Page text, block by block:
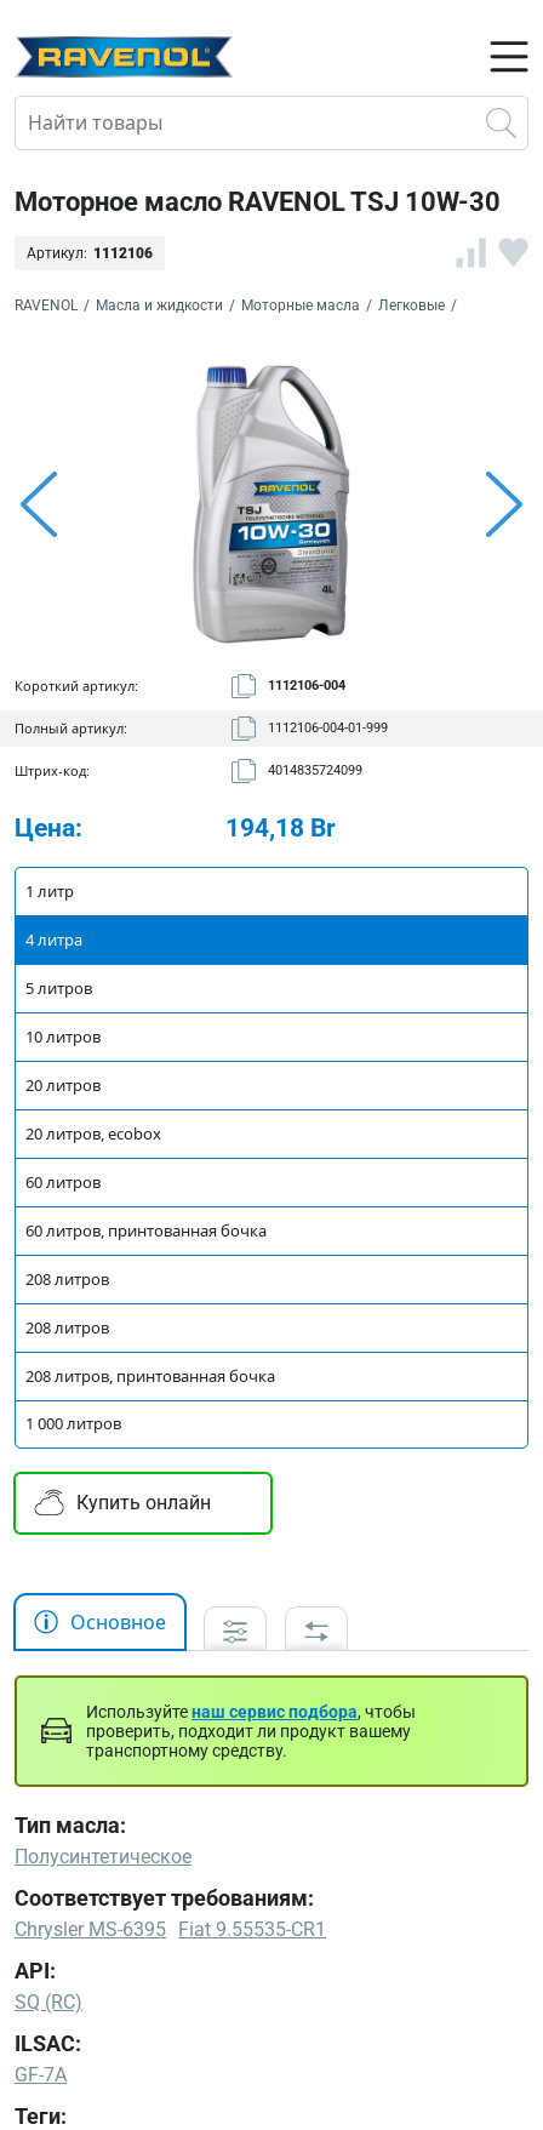
Моторное масло RAVENOL TSJ 10W-30
Артикул: 1112106
RAVENOL / Масла и жидкости / Моторные масла / Легковые /
Короткий артикул: 1112106-004
Полный артикул: 1112106-004-01-999
Штрих-код: 4014835724099
Цена: 194,18 Br
1 литр
4 литра
5 литров
10 литров
20 литров
20 литров, ecobox
60 литров
60 литров, принтованная бочка
208 литров
208 литров
208 литров, принтованная бочка
1 000 литров
Купить онлайн
Основное
Используйтенаш сервис подбора, чтобы
проверить, подходит ли продукт вашему
транспортному средству.
Тип масла:
Полусинтетическое
Соответствует требованиям:
Chrysler MS-6395 Fiat 9.55535-CR1
API:
SQ (RC)
ILSAC:
GF-7A
Теги: